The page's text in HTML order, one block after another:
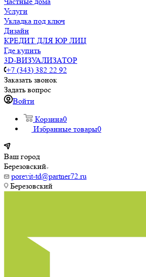
Услуги
Укладка под ключ
Дизайн
КРЕДИТ ДЛЯ ЮР ЛИЦ
Где купить
3D-ВИЗУАЛИЗАТОР
+7 (343) 382 22 92
Заказать звонок
Задать вопрос
Войти
Корзина0
Избранные товары0
Ваш город
Березовский
porevit-td@partner72.ru
Березовский